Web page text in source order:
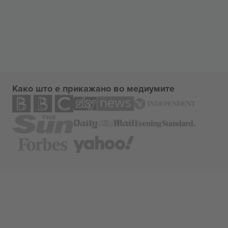
Како што е прикажано во медиумите